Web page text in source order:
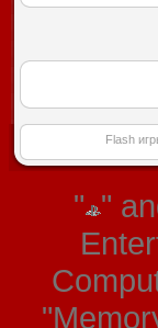
Flash
" "